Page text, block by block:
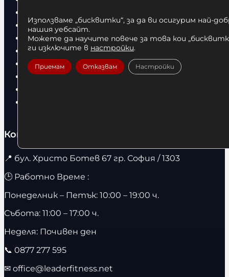
Боксови ръкавици
Дрехи
Детски дрехи
Суичъри
Фитнес оборудване и аксесоари
Контакти
📍 бул. Христо Ботев 67 гр. София / 1303
🕒 Работно Време :
Понеделник – Петък: 10:00 – 19:00 ч.
Събота: 11:00 – 17:00 ч.
Неделя: Почивен ден
📞 0877 277 595
✉ office@leaderfitness.net
Използваме „бисквитки“, за да ви осигурим най-
нашия уебсайт.
Можете да научите повече за това кои
ги изключите в настройки.
Приемам Отказвам Настройки